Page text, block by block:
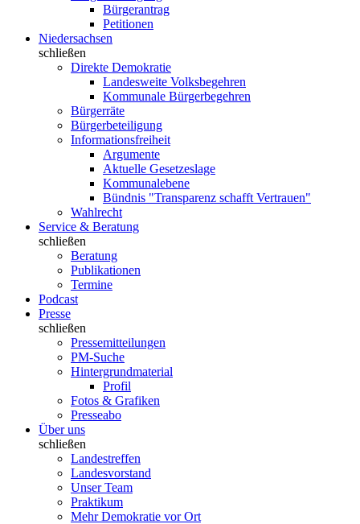
Bürgerantrag
Petitionen
Niedersachsen
schließen
Direkte Demokratie
Landesweite Volksbegehren
Kommunale Bürgerbegehren
Bürgerräte
Bürgerbeteiligung
Informationsfreiheit
Argumente
Aktuelle Gesetzeslage
Kommunalebene
Bündnis "Transparenz schafft Vertrauen"
Wahlrecht
Service & Beratung
schließen
Beratung
Publikationen
Termine
Podcast
Presse
schließen
Pressemitteilungen
PM-Suche
Hintergrundmaterial
Profil
Fotos & Grafiken
Presseabo
Über uns
schließen
Landestreffen
Landesvorstand
Unser Team
Praktikum
Mehr Demokratie vor Ort